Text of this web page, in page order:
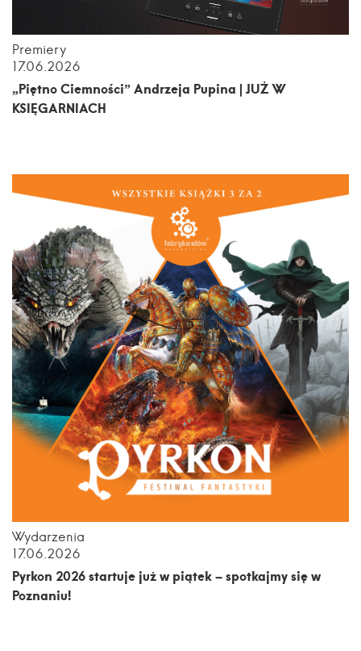
Premiery
17.06.2026
„Piętno Ciemności” Andrzeja Pupina | JUŻ W
KSIĘGARNIACH
Wydarzenia
17.06.2026
Pyrkon 2026 startuje już w piątek – spotkajmy się w
Poznaniu!